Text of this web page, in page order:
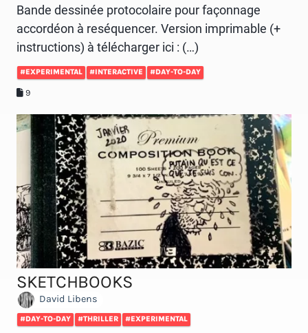
Bande dessinée protocolaire pour façonnage
accordéon à reséquencer. Version imprimable (+
instructions) à télécharger ici : (…)
#EXPERIMENTAL #INTERACTIVE #DAY-TO-DAY
9
SKETCHBOOKS
David Libens
#DAY-TO-DAY #THRILLER #EXPERIMENTAL